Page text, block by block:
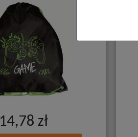
14,78 zł